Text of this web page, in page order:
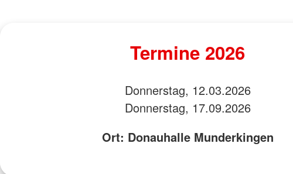
Termine 2026
Donnerstag, 12.03.2026
Donnerstag, 17.09.2026
Ort: Donauhalle Munderkingen